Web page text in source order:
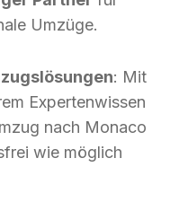
Umzüge.
: Mit
Expertenwissen
nach Monaco
wie möglich